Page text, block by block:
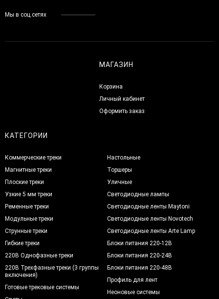
Мы в соц.сетях
МАГАЗИН
Корзина
Личный кабинет
Оформить заказ
КАТЕГОРИИ
Коммерческие треки
Магнитные треки
Плоские треки
Узкие 5 мм треки
Ременные треки
Модульные треки
Струнные треки
Гибкие треки
220В Однофазные треки
220В Трехфазные треки (3 группы
включения)
Готовые трековые системы
Настольные
Торшеры
Уличные
Светодиодные лампы
Светодиодные ленты Maytoni
Светодиодные ленты Novotech
Светодиодные ленты Arte Lamp
Блоки питания 220-12В
Блоки питания 220-24В
Блоки питания 220-48В
Профиль для лент
Неоновые системы